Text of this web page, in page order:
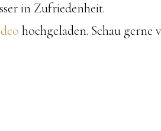
in Zufriedenheit.
hochgeladen. Schau gerne